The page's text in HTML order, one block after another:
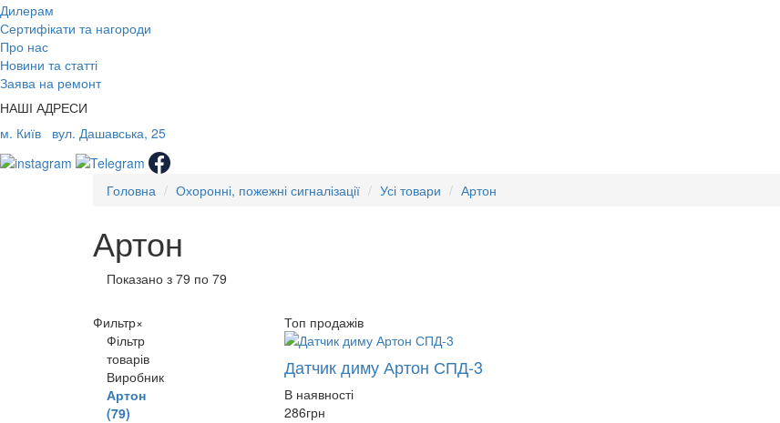
Дилерам
Сертифікати та нагороди
Про нас
Новини та статті
Заява на ремонт
НАШІ АДРЕСИ
м. Київ
вул. Дашавська, 25
Головна Охоронні, пожежні сигналізації Усі товари Артон
Артон
Показано з 79 по 79
Фильтр×
Фільтр
товарів
Виробник
Артон
(79)
Топ продажів
Датчик диму Артон СПД-3
В наявності
286грн